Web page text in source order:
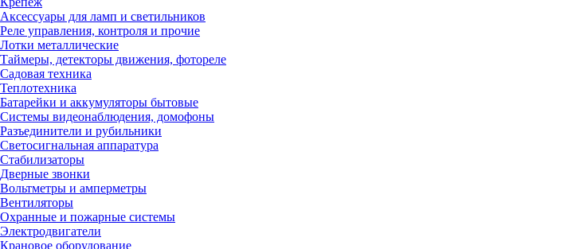
Аксессуары для ламп и светильников
Реле управления, контроля и прочие
Лотки металлические
Таймеры, детекторы движения, фотореле
Садовая техника
Теплотехника
Батарейки и аккумуляторы бытовые
Системы видеонаблюдения, домофоны
Разъединители и рубильники
Светосигнальная аппаратура
Стабилизаторы
Дверные звонки
Вольтметры и амперметры
Вентиляторы
Охранные и пожарные системы
Электродвигатели
Крановое оборудование